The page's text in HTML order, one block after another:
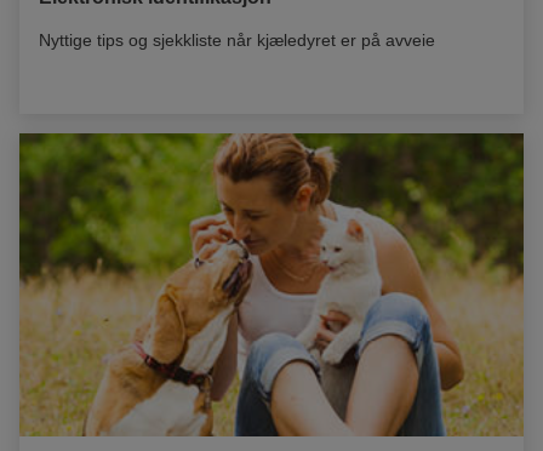
Nyttige tips og sjekkliste når kjæledyret er på avveie